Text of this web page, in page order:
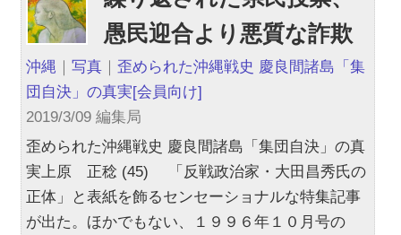
愚民迎合より悪質な詐欺
沖縄 ｜写真 ｜歪められた沖縄戦史 慶良間諸島「集
団自決」の真実[会員向け]
2019/3/09 編集局
歪められた沖縄戦史 慶良間諸島「集団自決」の真
実上原 正稔 (45) 「反戦政治家・大田昌秀氏の
正体」と表紙を飾るセンセーショナルな特集記事
が出た。ほかでもない、１９９６年１０月号の